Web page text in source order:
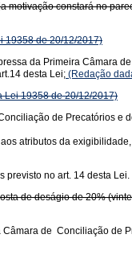
motivação constará no
19358 de 20/12/2017)
da Primeira Câmara
desta Lei; (Redação
Lei 19358 de 20/12/2017)
de Precatórios
atributos da
previsto no art. 14 desta Lei.
de deságio de 20%
de Conciliação de